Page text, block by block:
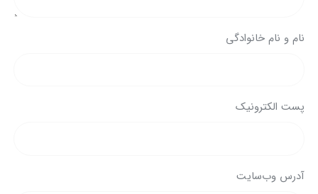
نام و نام خانوادگی
پست الکترونیک
آدرس وب‌سایت